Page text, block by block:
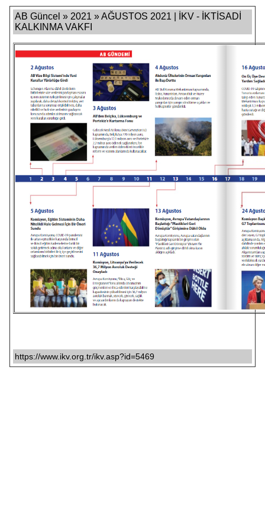
AB Güncel » 2021 » AĞUSTOS 2021 | İKV - İKTİSADİ
KALKINMA VAKFI
https://www.ikv.org.tr/ikv.asp?id=5469